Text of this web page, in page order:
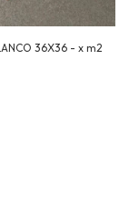
36X36 - x m2